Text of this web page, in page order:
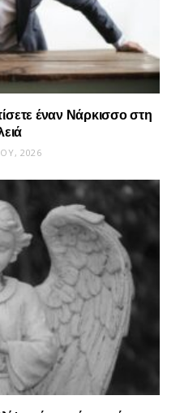
έναν Νάρκισσο στη
2026